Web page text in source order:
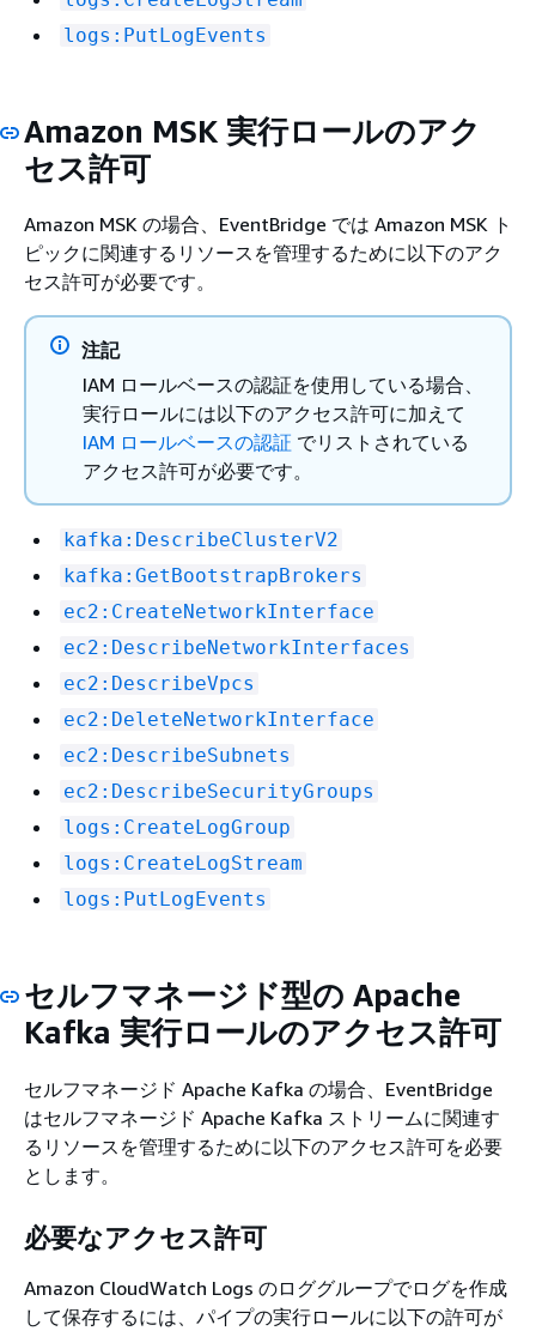
logs:PutLogEvents
Amazon MSK 実行ロールのアク
セス許可
Amazon MSK の場合、EventBridge では Amazon MSK ト
ピックに関連するリソースを管理するために以下のアク
セス許可が必要です。
注記
IAM ロールベースの認証を使用している場合、
実行ロールには以下のアクセス許可に加えて
IAM ロールベースの認証 でリストされている
アクセス許可が必要です。
kafka:DescribeClusterV2
kafka:GetBootstrapBrokers
ec2:CreateNetworkInterface
ec2:DescribeNetworkInterfaces
ec2:DescribeVpcs
ec2:DeleteNetworkInterface
ec2:DescribeSubnets
ec2:DescribeSecurityGroups
logs:CreateLogGroup
logs:CreateLogStream
logs:PutLogEvents
セルフマネージド型の Apache
Kafka 実行ロールのアクセス許可
セルフマネージド Apache Kafka の場合、EventBridge
はセルフマネージド Apache Kafka ストリームに関連す
るリソースを管理するために以下のアクセス許可を必要
とします。
必要なアクセス許可
Amazon CloudWatch Logs のロググループでログを作成
して保存するには、パイプの実行ロールに以下の許可が